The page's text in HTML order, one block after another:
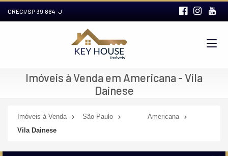
CRECI/SP 39.864-J
Imóveis à Venda em Americana - Vila
Dainese
Imóveis à Venda São Paulo
Americana
Vila Dainese